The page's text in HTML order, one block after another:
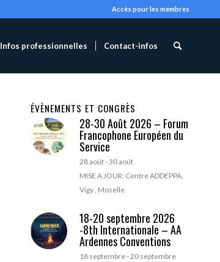
Accès pour les membres
Infos professionnelles Contact-infos
ÉVÈNEMENTS ET CONGRÈS
28-30 Août 2026 – Forum
Francophone Européen du
Service
28 août-30 août
MISE A JOUR: Centre ADDEPPA,
Vigy , Moselle
18-20 septembre 2026
-8th Internationale – AA
Ardennes Conventions
18 septembre-20 septembre